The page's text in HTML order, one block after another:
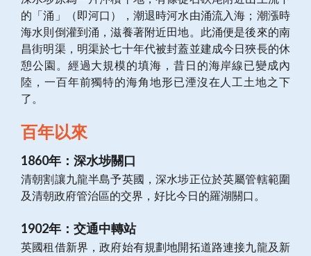
的「涌」（即河口），潮退時河水由涌流入海；潮漲時
海水則倒灌到涌，滋養著附近田地。此涌便是後來的南
昌街明渠，明渠於七十年代被封蓋並建成今日狹長的休
憩公園。經過大規模的填海，昔日的海岸線已變成內
陸，一百年前獨特的海角地形已湮沒在人工土地之下
了。
百年以來
1860年：深水埗關口
清朝割讓九龍半島予英國，深水埗正位於英屬管轄範圍
及清朝政府管治區的交界，好比今日的羅湖關口。
1902年：交通中轉站
英國租借新界，政府始有規劃地開拓道路連接九龍及新